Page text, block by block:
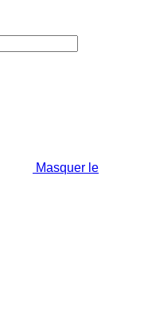
Masquer le